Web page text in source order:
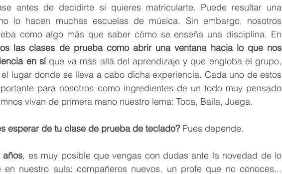
antes de decidirte si quieres matricularte. Puede resultar una
lo hacen muchas escuelas de música. Sin embargo, nosotros
como algo más que saber cómo se enseña una disciplina. En
las clases de prueba como abrir una ventana hacia lo que nos
en sí que va más allá del aprendizaje y que engloba el grupo,
lugar donde se lleva a cabo dicha experiencia. Cada uno de estos
para nosotros como ingredientes de un todo muy pensado
vivan de primera mano nuestro lema: Toca, Baila, Juega.
esperar de tu clase de prueba de teclado? Pues depende.
años, es muy posible que vengas con dudas ante la novedad de lo
en nuestro aula: compañeros nuevos, un profe que no conoces...